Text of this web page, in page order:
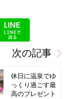
次の記事
休日に温泉でゆ
っくり過ごす最
高のプレゼント